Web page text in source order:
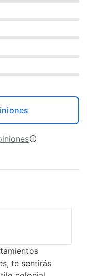
te sentirás